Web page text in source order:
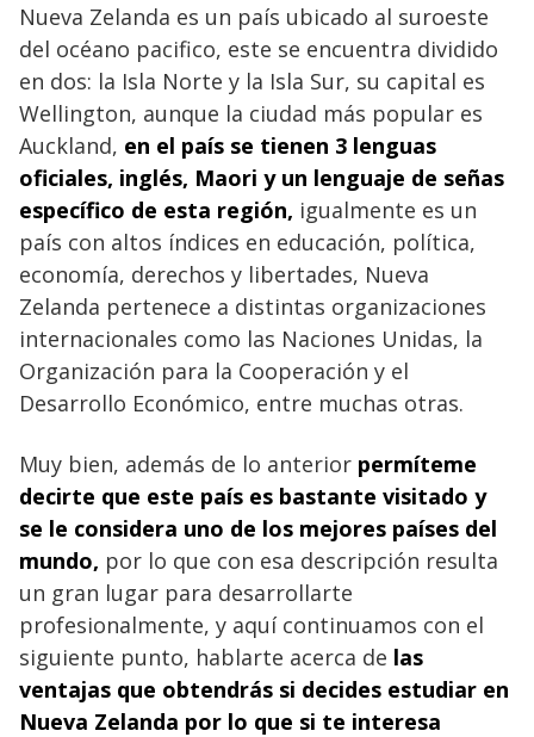
Nueva Zelanda es un país ubicado al suroeste
del océano pacifico, este se encuentra dividido
en dos: la Isla Norte y la Isla Sur, su capital es
Wellington, aunque la ciudad más popular es
Auckland, en el país se tienen 3 lenguas
oficiales, inglés, Maori y un lenguaje de señas
específico de esta región, igualmente es un
país con altos índices en educación, política,
economía, derechos y libertades, Nueva
Zelanda pertenece a distintas organizaciones
internacionales como las Naciones Unidas, la
Organización para la Cooperación y el
Desarrollo Económico, entre muchas otras.
Muy bien, además de lo anterior permíteme
decirte que este país es bastante visitado y
se le considera uno de los mejores países del
mundo, por lo que con esa descripción resulta
un gran lugar para desarrollarte
profesionalmente, y aquí continuamos con el
siguiente punto, hablarte acerca de las
ventajas que obtendrás si decides estudiar en
Nueva Zelanda por lo que si te interesa